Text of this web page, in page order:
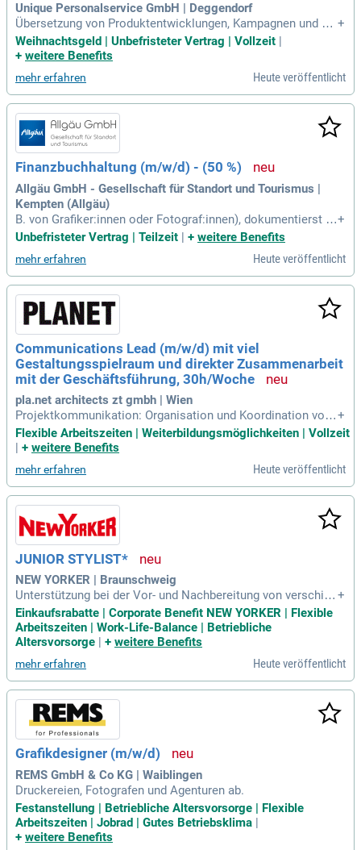
Unique Personalservice GmbH | Deggendorf
Übersetzung von Produktentwicklungen, Kampagnen und Ko
operationen in klare visuelle und redaktionelle Stories; Erst
ellung und Betreuung von Content für Instagram, Linked In,
ng und Zusammenarbeit mit Fotograf
+
Weihnachtsgeld | Unbefristeter Vertrag | Vollzeit
+ weitere Benefits
mehr erfahren Heute veröffentlicht
Finanzbuchhaltung (m/w/d) - (50 %)
Allgäu GmbH - Gesellschaft für Standort und Tourismus |
Kempten (Allgäu)
B. von Grafiker:innen oder Fotograf:innen), dokumentierst di
ese und übernimmst die termingerechte jährliche Meldung.
+
Unbefristeter Vertrag | Teilzeit | + weitere Benefits
mehr erfahren Heute veröffentlicht
Communications Lead (m/w/d) mit viel
Gestaltungsspielraum und direkter Zusammenarbeit
mit der Geschäftsführung, 30h/Woche
pla.net architects zt gmbh | Wien
Projektkommunikation: Organisation und Koordination von
Architektur- und Projektshootings; Zusammenarbeit mit ext
ernen Fotograf:innen und Videograf:innen; Erstellung von Pr
ion mit Kund:innen, Partner
+
Flexible Arbeitszeiten | Weiterbildungsmöglichkeiten | Vollzeit
| + weitere Benefits
mehr erfahren Heute veröffentlicht
JUNIOR STYLIST*
NEW YORKER | Braunschweig
Unterstützung bei der Vor- und Nachbereitung von verschied
enen Shootings; Verantwortung für das Warenhandling zwis
chen Einkauf, Technik und Archiv; Enge Zusammenarbeit mi
t Fotografen, Stylisten und der Bildbearbeitung; Freisteller F
+
Einkaufsrabatte | Corporate Benefit NEW YORKER | Flexible
Arbeitszeiten | Work-Life-Balance | Betriebliche
Altersvorsorge
+ weitere Benefits
mehr erfahren Heute veröffentlicht
Grafikdesigner (m/w/d)
REMS GmbH & Co KG | Waiblingen
Druckereien, Fotografen und Agenturen ab.
Festanstellung | Betriebliche Altersvorsorge | Flexible
Arbeitszeiten | Jobrad | Gutes Betriebsklima |
+ weitere Benefits